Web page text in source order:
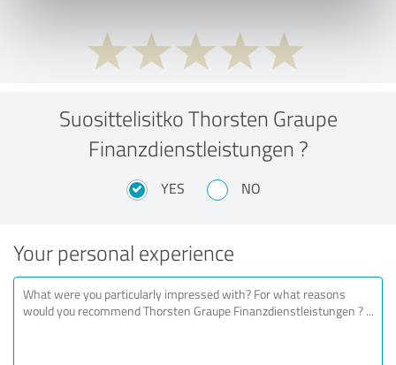
Suosittelisitko Thorsten Graupe
Finanzdienstleistungen ?
YES NO
Your personal experience